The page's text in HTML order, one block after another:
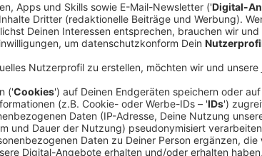
Der Fall hatte im Frühjahr für Schlagzeilen
auf Mallorca in einem Trikot mit der Aufschrift
erinnert fotografiert.Nachdem der Verein
Trainer dort aktiv. Das hat der Verein auf RL-
Anzeige